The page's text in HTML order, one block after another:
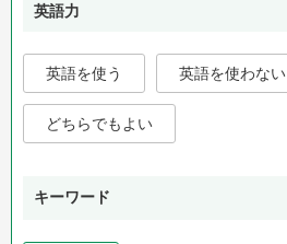
英語力
英語を使う 英語を使わない
どちらでもよい
キーワード